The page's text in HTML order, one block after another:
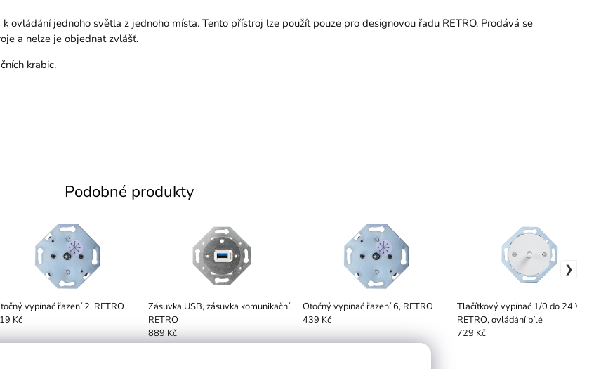
ovládání jednoho světla z jednoho místa. Tento přístroj lze použít pouze pro designovou řadu RETRO. Prodává se
a nelze je objednat zvlášť.
krabic.
Podobné produkty
vypínač řazení 2, RETRO
Kč
Zásuvka USB, zásuvka komunikační,
RETRO
889 Kč
Otočný vypínač řazení 6, RETRO
439 Kč
Tlačítkový vypínač 1/0 do 24 V, bílý,
RETRO, ovládání bílé
729 Kč